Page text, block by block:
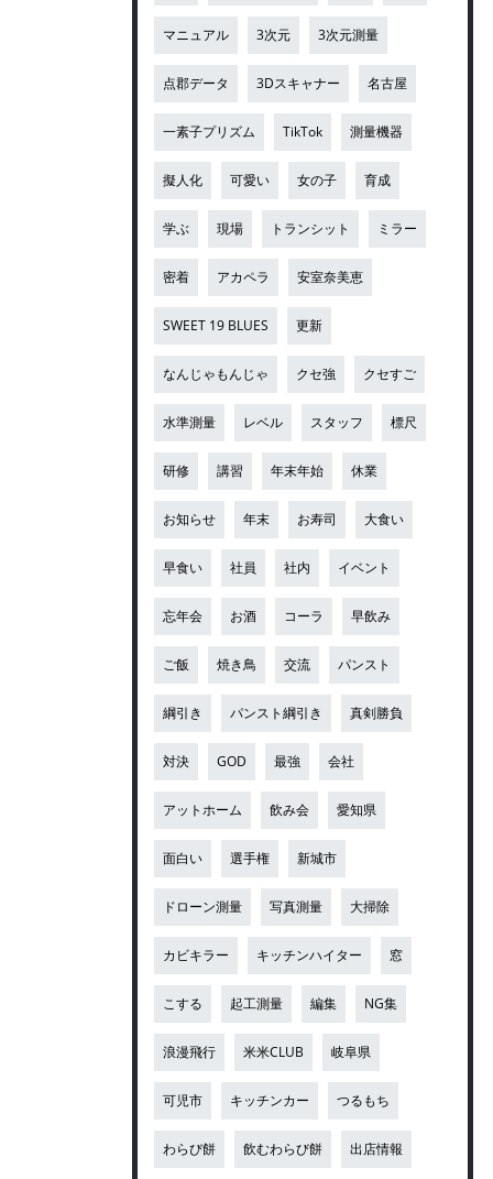
マニュアル 3次元 3次元測量
点郡データ 3Dスキャナー 名古屋
一素子プリズム TikTok 測量機器
擬人化 可愛い 女の子 育成
学ぶ 現場 トランシット ミラー
密着 アカペラ 安室奈美恵
SWEET 19 BLUES 更新
なんじゃもんじゃ クセ強 クセすご
水準測量 レベル スタッフ 標尺
研修 講習 年末年始 休業
お知らせ 年末 お寿司 大食い
早食い 社員 社内 イベント
忘年会 お酒 コーラ 早飲み
ご飯 焼き鳥 交流 パンスト
綱引き パンスト綱引き 真剣勝負
対決 GOD 最強 会社
アットホーム 飲み会 愛知県
面白い 選手権 新城市
ドローン測量 写真測量 大掃除
カビキラー キッチンハイター 窓
こする 起工測量 編集 NG集
浪漫飛行 米米CLUB 岐阜県
可児市 キッチンカー つるもち
わらび餅 飲むわらび餅 出店情報